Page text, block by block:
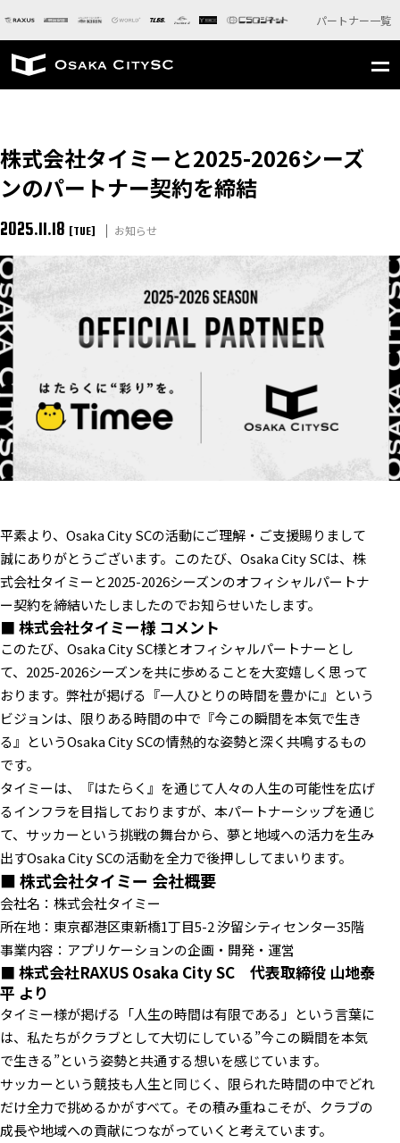
パートナー一覧
株式会社タイミーと2025-2026シーズ
ンのパートナー契約を締結
2025.11.18 [TUE] お知らせ
平素より、Osaka City SCの活動にご理解・ご支援賜りまして
誠にありがとうございます。このたび、Osaka City SCは、株
式会社タイミーと2025-2026シーズンのオフィシャルパートナ
ー契約を締結いたしましたのでお知らせいたします。
■ 株式会社タイミー様 コメント
このたび、Osaka City SC様とオフィシャルパートナーとし
て、2025-2026シーズンを共に歩めることを大変嬉しく思って
おります。弊社が掲げる『一人ひとりの時間を豊かに』という
ビジョンは、限りある時間の中で『今この瞬間を本気で生き
る』というOsaka City SCの情熱的な姿勢と深く共鳴するもの
です。
タイミーは、『はたらく』を通じて人々の人生の可能性を広げ
るインフラを目指しておりますが、本パートナーシップを通じ
て、サッカーという挑戦の舞台から、夢と地域への活力を生み
出すOsaka City SCの活動を全力で後押ししてまいります。
■ 株式会社タイミー 会社概要
会社名：株式会社タイミー
所在地：東京都港区東新橋1丁目5-2 汐留シティセンター35階
事業内容：アプリケーションの企画・開発・運営
■ 株式会社RAXUS Osaka City SC 代表取締役 山地泰
平 より
タイミー様が掲げる「人生の時間は有限である」という言葉に
は、私たちがクラブとして大切にしている”今この瞬間を本気
で生きる”という姿勢と共通する想いを感じています。
サッカーという競技も人生と同じく、限られた時間の中でどれ
だけ全力で挑めるかがすべて。その積み重ねこそが、クラブの
成長や地域への貢献につながっていくと考えています。